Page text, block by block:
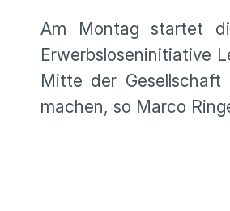
Am Montag startet
Erwerbsloseninitiative
Mitte der Gesellschaft
machen, so Marco